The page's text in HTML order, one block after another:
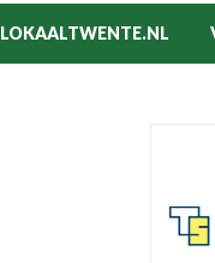
LOKAALTWENTE.NL